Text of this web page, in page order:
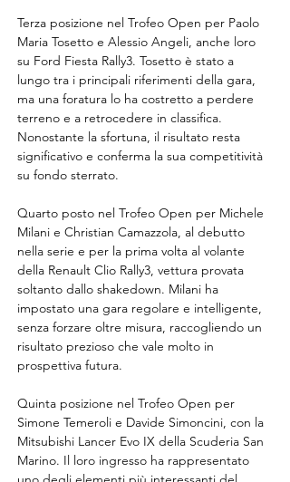
Terza posizione nel Trofeo Open per Paolo
Maria Tosetto e Alessio Angeli, anche loro
su Ford Fiesta Rally3. Tosetto è stato a
lungo tra i principali riferimenti della gara,
ma una foratura lo ha costretto a perdere
terreno e a retrocedere in classifica.
Nonostante la sfortuna, il risultato resta
significativo e conferma la sua competitività
su fondo sterrato.
Quarto posto nel Trofeo Open per Michele
Milani e Christian Camazzola, al debutto
nella serie e per la prima volta al volante
della Renault Clio Rally3, vettura provata
soltanto dallo shakedown. Milani ha
impostato una gara regolare e intelligente,
senza forzare oltre misura, raccogliendo un
risultato prezioso che vale molto in
prospettiva futura.
Quinta posizione nel Trofeo Open per
Simone Temeroli e Davide Simoncini, con la
Mitsubishi Lancer Evo IX della Scuderia San
Marino. Il loro ingresso ha rappresentato